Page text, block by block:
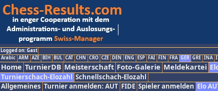
Logged on: Gast
Arabic ARM AZE BIH BUL CAT CHN CRO CZE DEN ENG ESP FAI FIN FRA GER GRE INA
Home TurnierDB Meisterschaft Foto-Galerie Meldekartei
Turnierschach-Elozahl Schnellschach-Elozahl
Allgemeines Turnier anmelden: AUT FIDE Spieler anmelden Elo